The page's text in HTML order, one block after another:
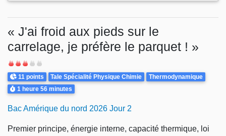
« J'ai froid aux pieds sur le
carrelage, je préfère le parquet ! »
Difficulté
Points
11 points Theme
Tale Spécialité Physique Chimie Thermodynamique
Durée
1 heure 56 minutes
Bac Amérique du nord 2026 Jour 2
Premier principe, énergie interne, capacité thermique, loi